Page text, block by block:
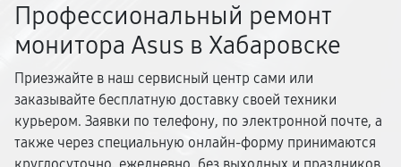
Профессиональный ремонт
монитора Asus в Хабаровске
Приезжайте в наш сервисный центр сами или
заказывайте бесплатную доставку своей техники
курьером. Заявки по телефону, по электронной почте, а
также через специальную онлайн-форму принимаются